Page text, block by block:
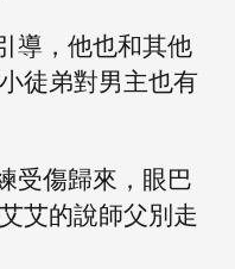
導，他也和其他
徒弟對男主也有
受傷歸來，眼巴
艾的說師父別走